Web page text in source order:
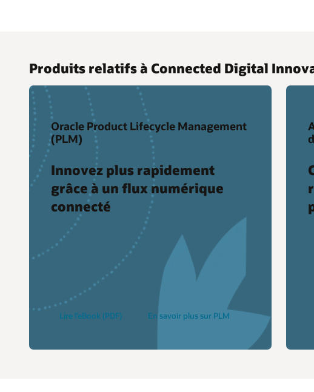
Produits relatifs à Connected Digital
Oracle Product Lifecycle Management
(PLM)
Innovez plus rapidement
grâce à un flux numérique
connecté
Lire l’eBook (PDF) En savoir plus sur PLM